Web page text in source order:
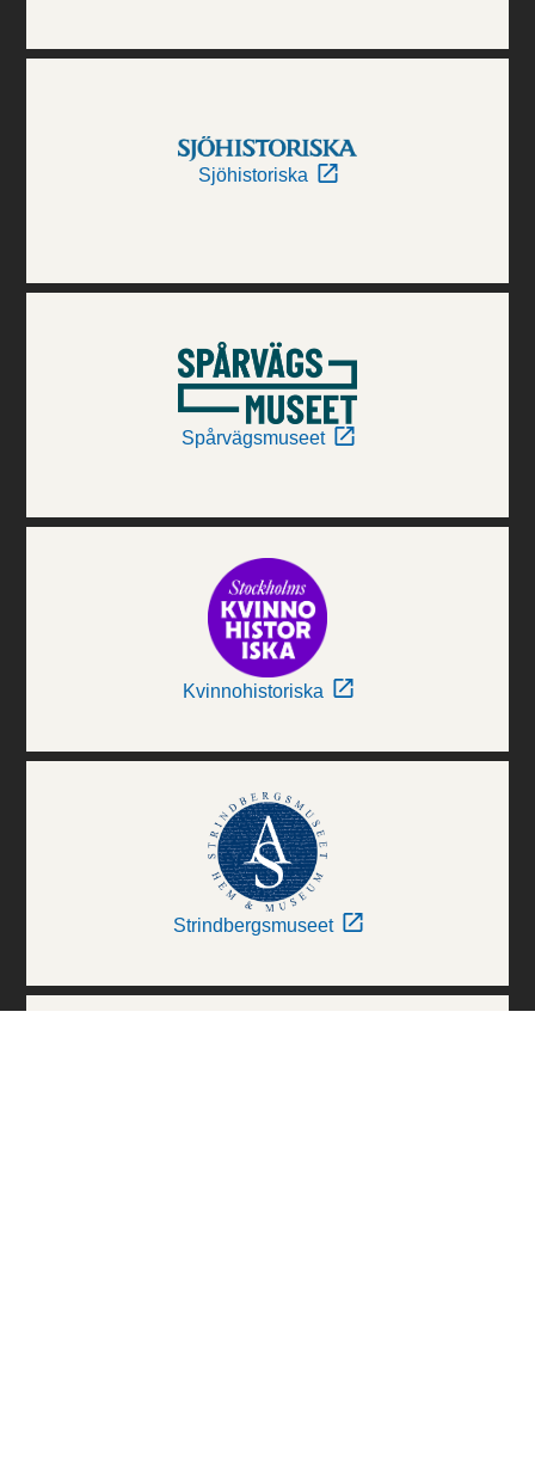
Sjöhistoriska
Spårvägsmuseet
Kvinnohistoriska
Strindbergsmuseet